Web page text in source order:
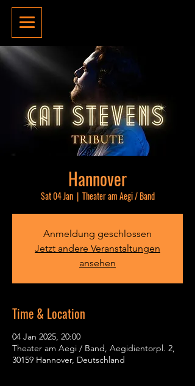
Hannover
Sat 04 Jan
  |
Theater am Aegi / Band
Anmeldung geschlossen
Jetzt andere Veranstaltungen
ansehen
Time & Location
04 Jan 2025, 20:00
Theater am Aegi / Band, Aegidientorpl. 2,
30159 Hannover, Deutschland